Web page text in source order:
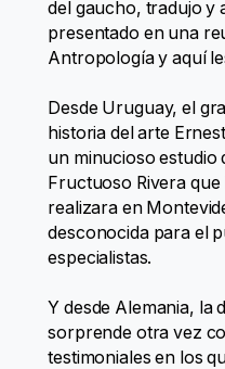
del gaucho, tradujo y
presentado en una
Antropología y aquí
Desde Uruguay, el
historia del arte
un minucioso estudio
Fructuoso Rivera
realizara en
desconocida para el
especialistas.
Y desde Alemania, la
sorprende otra vez
testimoniales en los